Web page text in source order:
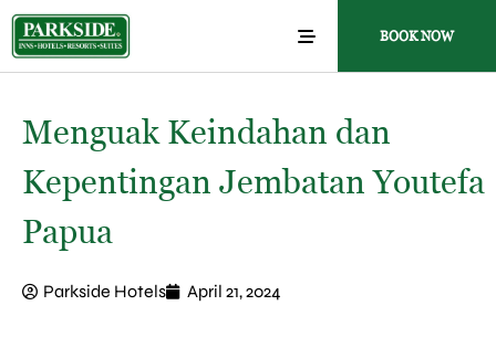
BOOK NOW
Menguak Keindahan dan
Kepentingan Jembatan Youtefa
Papua
Parkside Hotels April 21, 2024